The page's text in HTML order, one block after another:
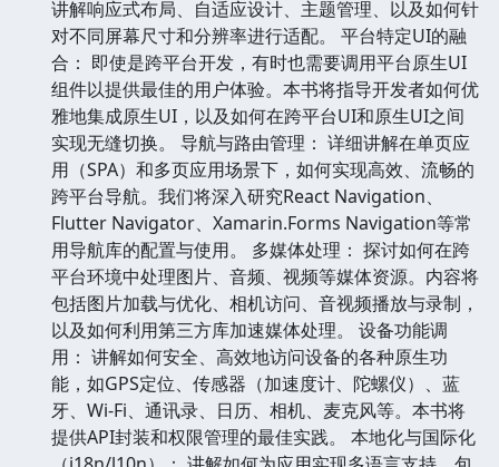
讲解响应式布局、自适应设计、主题管理、以及如何针
对不同屏幕尺寸和分辨率进行适配。 平台特定UI的融
合： 即使是跨平台开发，有时也需要调用平台原生UI
组件以提供最佳的用户体验。本书将指导开发者如何优
雅地集成原生UI，以及如何在跨平台UI和原生UI之间
实现无缝切换。 导航与路由管理： 详细讲解在单页应
用（SPA）和多页应用场景下，如何实现高效、流畅的
跨平台导航。我们将深入研究React Navigation、
Flutter Navigator、Xamarin.Forms Navigation等常
用导航库的配置与使用。 多媒体处理： 探讨如何在跨
平台环境中处理图片、音频、视频等媒体资源。内容将
包括图片加载与优化、相机访问、音视频播放与录制，
以及如何利用第三方库加速媒体处理。 设备功能调
用： 讲解如何安全、高效地访问设备的各种原生功
能，如GPS定位、传感器（加速度计、陀螺仪）、蓝
牙、Wi-Fi、通讯录、日历、相机、麦克风等。本书将
提供API封装和权限管理的最佳实践。 本地化与国际化